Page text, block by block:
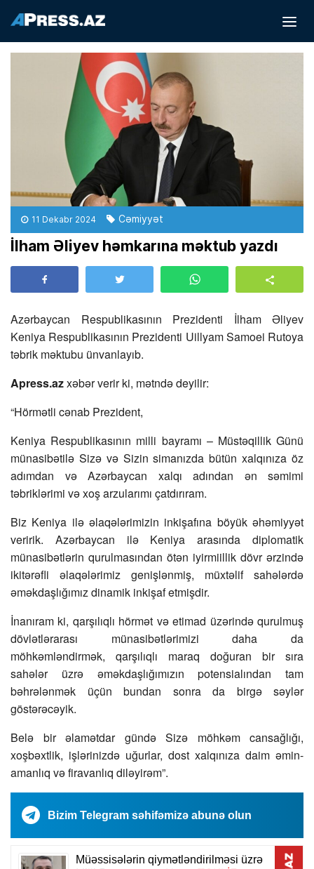
11 Dekabr 2024 Cəmiyyət
İlham Əliyev həmkarına məktub yazdı
Azərbaycan Respublikasının Prezidenti İlham Əliyev
Keniya Respublikasının Prezidenti Uillyam Samoei Rutoya
təbrik məktubu ünvanlayıb.
Apress.azxəbər verir ki, mətndə deyilir:
“Hörmətli cənab Prezident,
Keniya Respublikasının milli bayramı – Müstəqillik Günü
münasibətilə Sizə və Sizin simanızda bütün xalqınıza öz
adımdan və Azərbaycan xalqı adından ən səmimi
təbriklərimi və xoş arzularımı çatdırıram.
Biz Keniya ilə əlaqələrimizin inkişafına böyük əhəmiyyət
veririk. Azərbaycan ilə Keniya arasında diplomatik
münasibətlərin qurulmasından ötən iyirmiillik dövr ərzində
ikitərəfli əlaqələrimiz genişlənmiş, müxtəlif sahələrdə
əməkdaşlığımız dinamik inkişaf etmişdir.
İnanıram ki, qarşılıqlı hörmət və etimad üzərində qurulmuş
dövlətlərarası münasibətlərimizi daha da
möhkəmləndirmək, qarşılıqlı maraq doğuran bir sıra
sahələr üzrə əməkdaşlığımızın potensialından tam
bəhrələnmək üçün bundan sonra da birgə səylər
göstərəcəyik.
Belə bir əlamətdar gündə Sizə möhkəm cansağlığı,
xoşbəxtlik, işlərinizdə uğurlar, dost xalqınıza daim əmin-
amanlıq və firavanlıq diləyirəm”.
Bizim Telegram səhifəmizə abunə olun